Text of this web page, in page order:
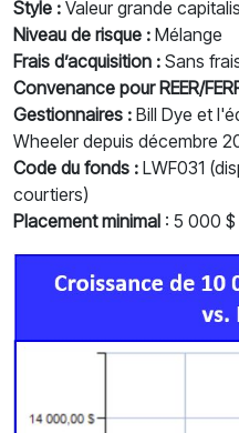
Style : Valeur grande
Niveau de risque : Mélange
Frais d’acquisition : Sans
Convenance pour REER/
Gestionnaires : Bill Dye et
Wheeler depuis décembre
Code du fonds : LWF031
courtiers)
Placement minimal : 5 000 $